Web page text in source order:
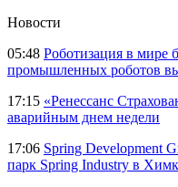
Новости
05:48 Роботизация в мире
промышленных роботов
17:15 «Ренессанс
аварийным днем недели
17:06 Spring Development
парк Spring Industry в